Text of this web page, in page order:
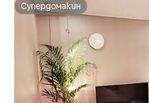
Супердомакин
Супердомакин